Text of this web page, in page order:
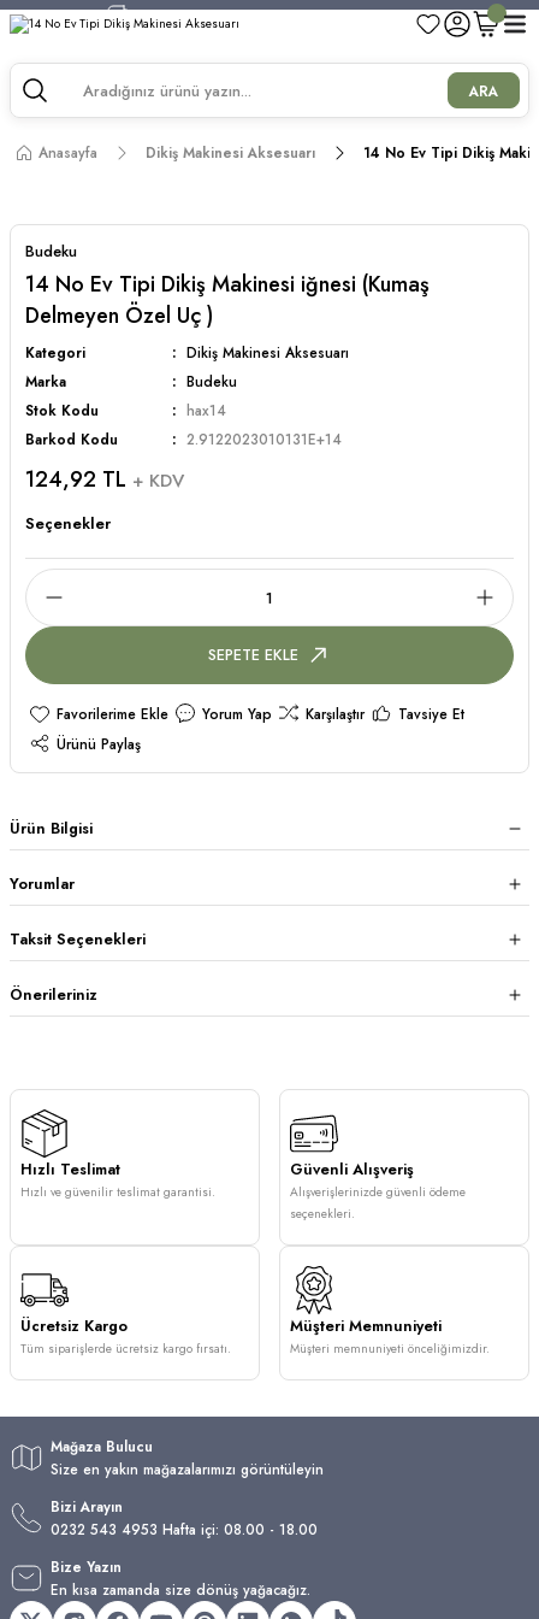
750 TL ve Üzeri Alışverişlerde Kargo Bedava!
750 TL ve Üzeri Alışverişlerde Kargo Bedava!
ARA
Anasayfa Dikiş Makinesi Aksesuarı 14 No Ev Tipi Dikiş
Budeku
14 No Ev Tipi Dikiş Makinesi iğnesi (Kumaş
Delmeyen Özel Uç )
Kategori
Dikiş Makinesi Aksesuarı
Marka
Budeku
Stok Kodu
hax14
Barkod Kodu
2.9122023010131E+14
124,92 TL + KDV
Seçenekler
SEPETE EKLE
Yorum Yap Karşılaştır
Tavsiye Et
Ürünü Paylaş
Ürün Bilgisi
Yorumlar
Taksit Seçenekleri
Önerileriniz
Hızlı Teslimat
Hızlı ve güvenilir teslimat garantisi.
Güvenli Alışveriş
Alışverişlerinizde güvenli ödeme
seçenekleri.
Ücretsiz Kargo
Tüm siparişlerde ücretsiz kargo fırsatı.
Müşteri Memnuniyeti
Müşteri memnuniyeti önceliğimizdir.
Mağaza Bulucu
Size en yakın mağazalarımızı görüntüleyin
Bizi Arayın
0232 543 4953 Hafta içi: 08.00 - 18.00
Bize Yazın
En kısa zamanda size dönüş yağacağız.